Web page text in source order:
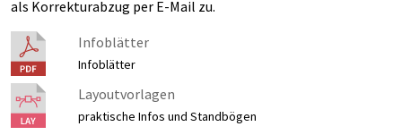
als Korrekturabzug per E-Mail zu.
Infoblätter
Infoblätter
Layoutvorlagen
praktische Infos und Standbögen